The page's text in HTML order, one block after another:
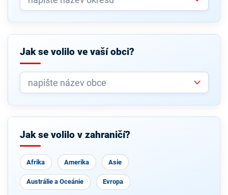
Jak se volilo ve vaší obci?
Jak se volilo v zahraničí?
Afrika Amerika Asie
Austrálie a Oceánie Evropa